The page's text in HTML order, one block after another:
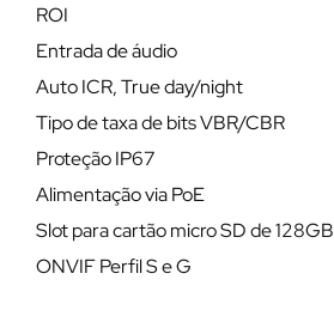
ROI
Entrada de áudio
Auto ICR, True day/night
Tipo de taxa de bits VBR/CBR
Proteção IP67
Alimentação via PoE
Slot para cartão micro SD de 128GB
ONVIF Perfil S e G